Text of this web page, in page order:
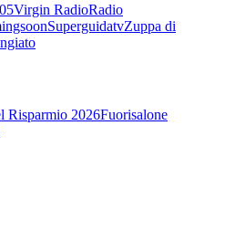
Virgin RadioRadio
SuperguidatvZuppa di
Risparmio 2026Fuorisalone